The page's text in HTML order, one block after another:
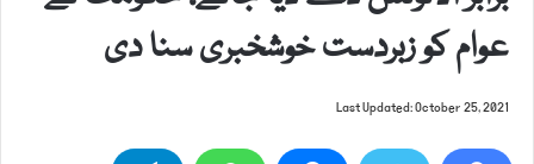
عوام کو زبردست خوشخبری سنا دی
Last Updated: October 25, 2021